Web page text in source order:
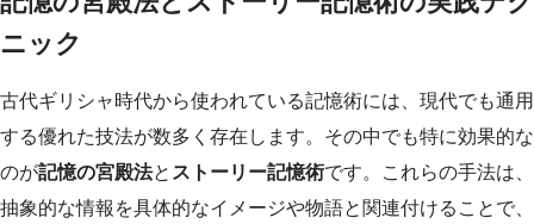
ニック
古代ギリシャ時代から使われている記憶術には、現代でも通用
する優れた技法が数多く存在します。その中でも特に効果的な
のが記憶の宮殿法と ストーリー記憶術です。これらの手法は、
抽象的な情報を具体的なイメージや物語と関連付けることで、